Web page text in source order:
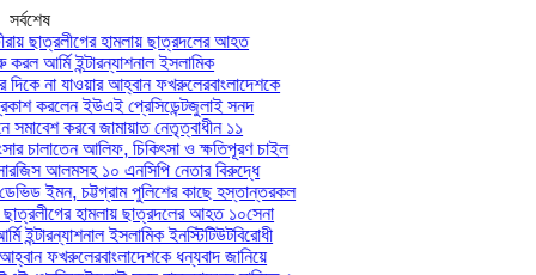
সর্বশেষ
ছাত্রলীগের হামলায় ছাত্রদলের আহত
আর্মি ইন্টারন্যাশনাল ইসলামিক
না যাওয়ার আহ্বান ফখরুলেরবাংলাদেশকে
করলেন ইউএই প্রেসিডেন্টজুলাই সনদ
করবে জামায়াত নেতৃত্বাধীন ১১
চালাতেন আলিফ, চিকিৎসা ও ক্ষতিপূরণ চাইল
আলমসহ ১০ এনসিপি নেতার বিরুদ্ধে
ইমন, চট্টগ্রাম পুলিশের কাছে হস্তান্তরকল
হামলায় ছাত্রদলের আহত ১০ সেনা
ইসলামিক ইনস্টিটিউটবিরোধী
ফখরুলেরবাংলাদেশকে ধন্যবাদ জানিয়ে